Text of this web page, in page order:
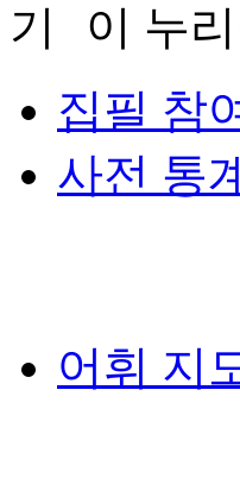
이 누
집필 참
사전 통
어휘 지